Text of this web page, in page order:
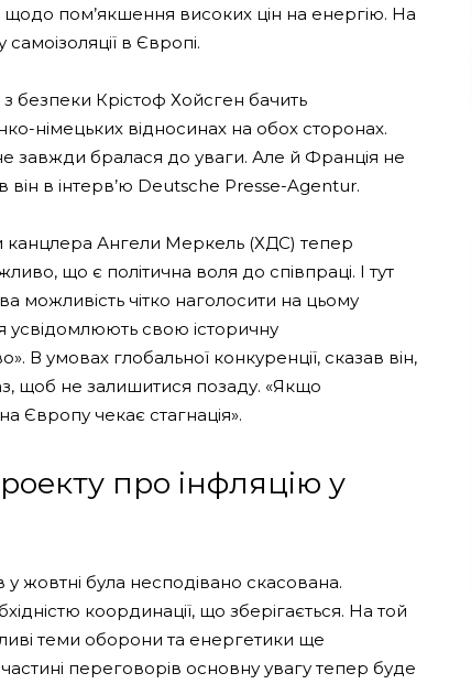
пом’якшення високих цін на енергію. На
в Європі.
безпеки Крістоф Хойсген бачить
німецьких відносинах на обох сторонах.
завжди бралася до уваги. Але й Франція не
в інтерв’ю Deutsche Presse-Agentur.
канцлера Ангели Меркель (ХДС) тепер
що є політична воля до співпраці. І тут
можливість чітко наголосити на цьому
усвідомлюють свою історичну
В умовах глобальної конкуренції, сказав він,
щоб не залишитися позаду. «Якщо
Європу чекає стагнація».
про інфляцію у
у жовтні була несподівано скасована.
координації, що зберігається. На той
теми оборони та енергетики ще
переговорів основну увагу тепер буде